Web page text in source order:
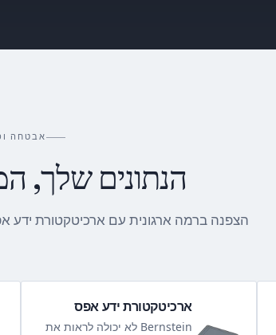
אבטחה
הנתונים שלך,
הצפנה ברמה ארגונית עם ארכיטקטורת ידע
ארכיטקטורת ידע אפס
Bernstein לא יכולה לראות את